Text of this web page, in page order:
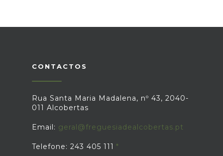
CONTACTOS
Rua Santa Maria Madalena, nº 43, 2040-
011 Alcobertas
Email: geral@freguesiadealcobertas.pt
Telefone: 243 405 111